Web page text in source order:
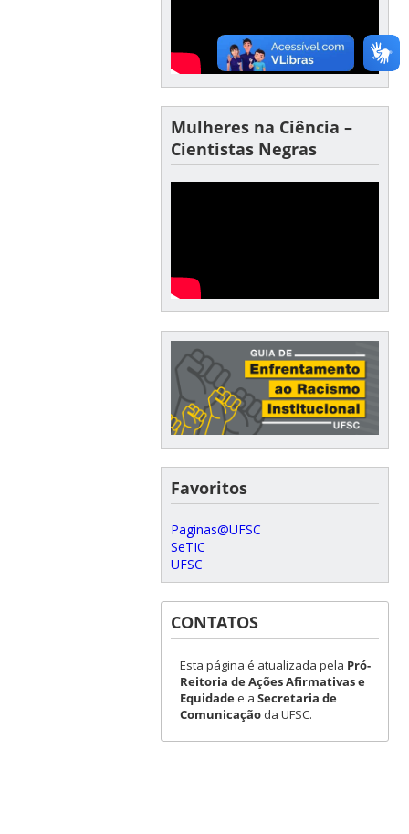
Mulheres na Ciência –
Cientistas Negras
Favoritos
Paginas@UFSC
SeTIC
UFSC
CONTATOS
Esta página é atualizada pela Pró-
Reitoria de Ações Afirmativas e
Equidadee a Secretaria de
Comunicaçãoda UFSC.